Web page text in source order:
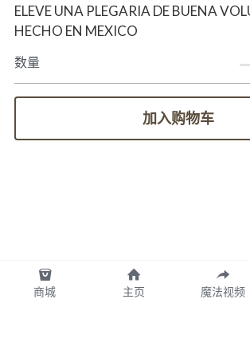
ELEVE UNA PLEGARIA DE BUENA
HECHO EN MEXICO
数量
加入购物车
商城 主页 魔法视频